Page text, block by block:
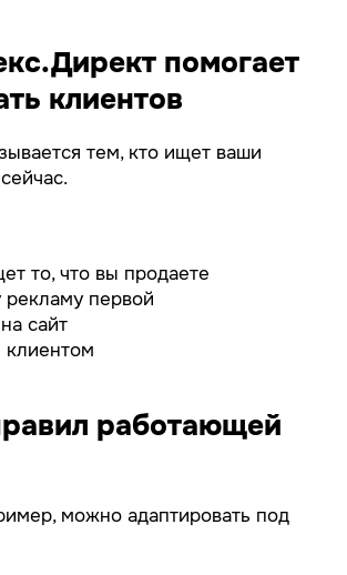
помогает
клиентов
тем, кто ищет ваши
то, что вы продаете
рекламу первой
сайт
клиентом
работающей
можно адаптировать под